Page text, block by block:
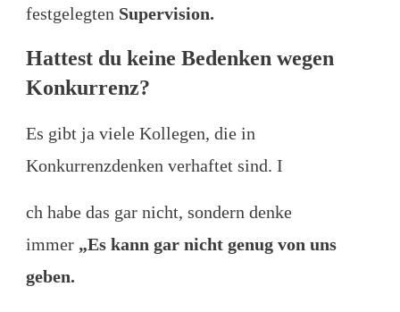
festgelegten Supervision.
Hattest du keine Bedenken wegen
Konkurrenz?
Es gibt ja viele Kollegen, die in
Konkurrenzdenken verhaftet sind. I
ch habe das gar nicht, sondern denke
immer „Es kann gar nicht genug von uns
geben.